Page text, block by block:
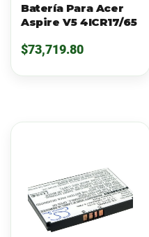
Batería Para Acer
Aspire V5 4ICR17/65
$73,719.80